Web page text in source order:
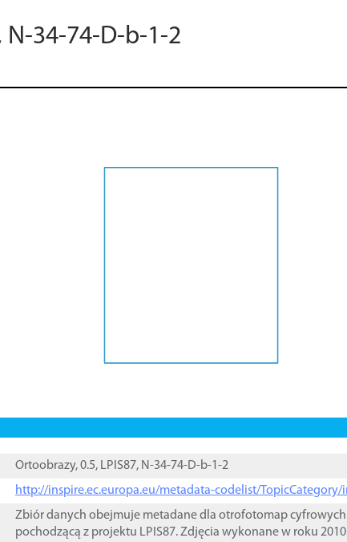
N-34-74-D-b-1-2
Ortoobrazy, 0.5, LPIS87, N-34-74-D-b-1-2
http://inspire.ec.europa.eu/metadata-codelist/TopicCategory/
Zbiór danych obejmuje metadane dla otrofotomap
pochodzącą z projektu LPIS87. Zdjęcia wykonane w roku